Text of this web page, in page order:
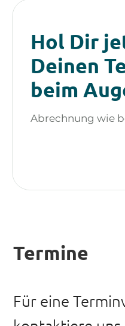
Hol Dir
Deinen
beim
Abrechnung wie
Termine
Für eine